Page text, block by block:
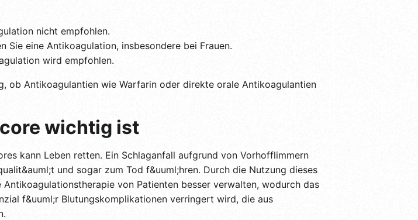
nicht empfohlen.
Sie eine Antikoagulation, insbesondere bei Frauen.
wird empfohlen.
ob Antikoagulantien wie Warfarin oder direkte orale Antikoagulantien
wichtig ist
kann Leben retten. Ein Schlaganfall aufgrund von Vorhofflimmern
und sogar zum Tod f&uuml;hren. Durch die Nutzung dieses
von Patienten besser verwalten, wodurch das
f&uuml;r Blutungskomplikationen verringert wird, die aus